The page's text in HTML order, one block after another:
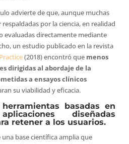
advierte de que, aunque muchas
por la ciencia, en realidad
evaluadas directamente mediante
un estudio publicado en la revista
(2018) encontró que menos
dirigidas al abordaje de la
a ensayos clínicos
su viabilidad y eficacia.
basadas en
diseñadas
retener a los usuarios.
base científica amplia que